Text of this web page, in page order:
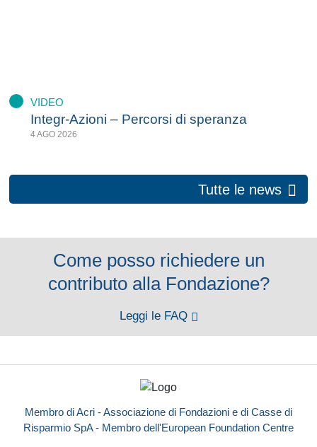
VIDEO
Integr-Azioni – Percorsi di speranza
4 AGO 2026
Tutte le news
Come posso richiedere un
contributo alla Fondazione?
Leggi le FAQ
Membro di Acri - Associazione di Fondazioni e di Casse di
Risparmio SpA - Membro dell'European Foundation Centre